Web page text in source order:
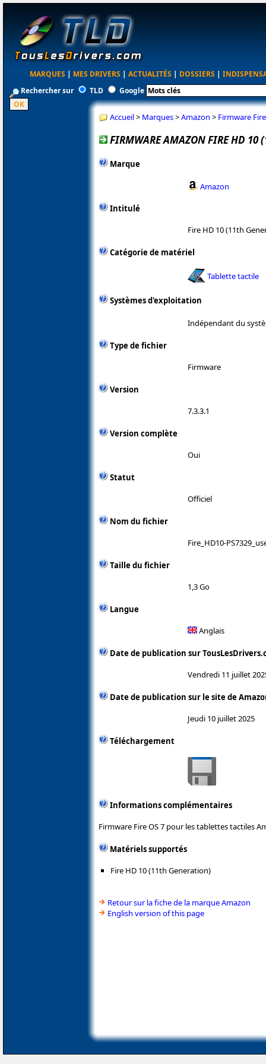
MARQUES | MES DRIVERS | ACTUALITÉS | DOSSIERS |
Rechercher sur
TLD Google
Accueil> Marques>Amazon > Firmware
FIRMWARE AMAZON FIRE HD 10
Marque
Amazon
Intitulé
Fire HD 10 (11th
Catégorie de matériel
Tablette tactile
Systèmes d'exploitation
Indépendant du
Type de fichier
Firmware
Version
7.3.3.1
Version complète
Oui
Statut
Officiel
Nom du fichier
Fire_HD10-
Taille du fichier
1,3 Go
Langue
Anglais
Date de publication sur
Vendredi 11 juillet
Date de publication sur le site de
Jeudi 10 juillet 2025
Téléchargement
Informations complémentaires
Firmware Fire OS 7 pour les tablettes tactiles
Matériels supportés
Fire HD 10 (11th Generation)
Retour sur la fiche de la marque Amazon
English version of this page